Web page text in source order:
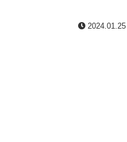
2024.01.25